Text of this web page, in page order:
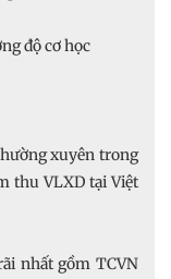
độ cơ học
xuyên trong
thu VLXD tại Việt
nhất gồm TCVN